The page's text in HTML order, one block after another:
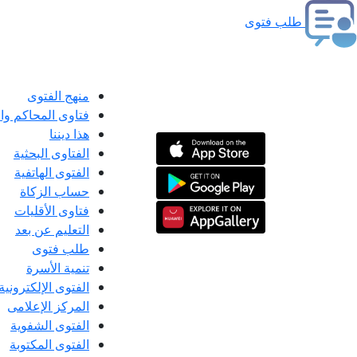
طلب فتوى
منهج الفتوى
فتاوى المحاكم
هذا ديننا
الفتاوى البحثية
الفتوى الهاتفية
حساب الزكاة
فتاوى الأقليات
التعليم عن بعد
طلب فتوى
تنمية الأسرة
الفتوى الإلكترونية
المركز الإعلامى
الفتوى الشفوية
الفتوى المكتوبة